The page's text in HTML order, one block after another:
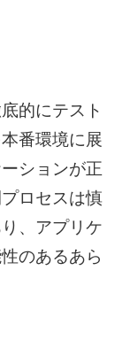
的にテスト
番環境に展
ションが正
ロセスは慎
、アプリケ
のあるあら